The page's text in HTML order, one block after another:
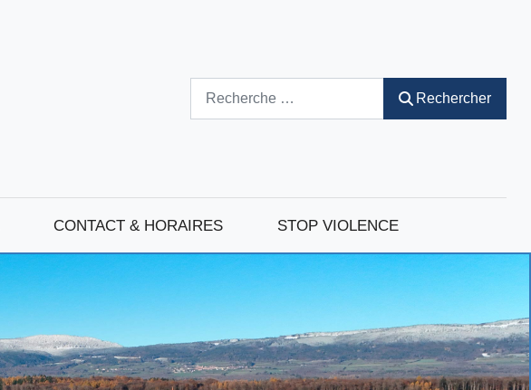
Rechercher
CONTACT & HORAIRES STOP VIOLENCE